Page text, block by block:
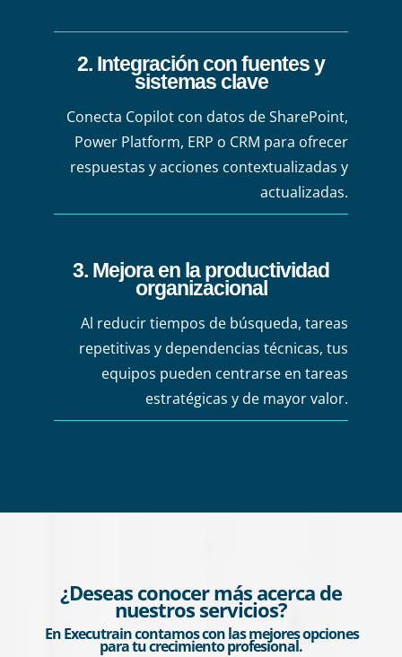
2. Integración con fuentes y
sistemas clave
Conecta Copilot con datos de SharePoint,
Power Platform, ERP o CRM para ofrecer
respuestas y acciones contextualizadas y
actualizadas.
3. Mejora en la productividad
organizacional
Al reducir tiempos de búsqueda, tareas
repetitivas y dependencias técnicas, tus
equipos pueden centrarse en tareas
estratégicas y de mayor valor.
¿Deseas conocer más acerca de
nuestros servicios?
En Executrain contamos con las mejores opciones
para tu crecimiento profesional.